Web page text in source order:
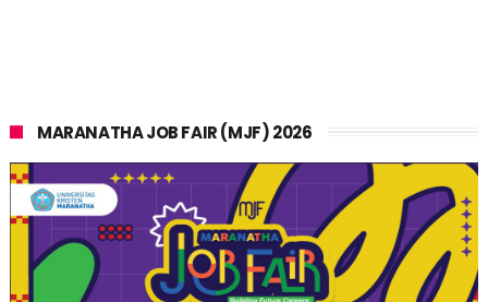
MARANATHA JOB FAIR (MJF) 2026